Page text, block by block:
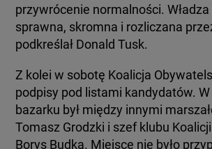
przywrócenie normalności.
sprawna, skromna i rozliczana
podkreślał Donald Tusk.
Z kolei w sobotę Koalicja
podpisy pod listami kandydatów.
bazarku był między innymi
Tomasz Grodzki i szef klubu
Borys Budka. Miejsce nie było